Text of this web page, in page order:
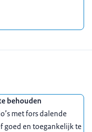
behouden
met fors dalende
goed en toegankelijk te